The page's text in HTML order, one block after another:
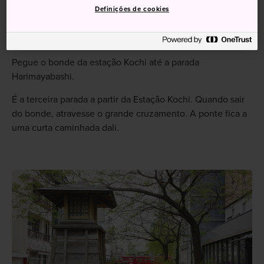
Como chegar
Pegue o bonde da estação Kochi até a parada
Harimayabashi.
É a terceira parada a partir da Estação Kochi. Quando sair
do bonde, atravesse o grande cruzamento. A ponte fica a
uma curta caminhada dali.
Definições de cookies